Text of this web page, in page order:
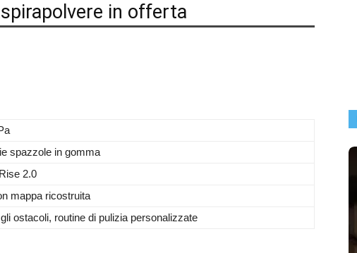
in offerta
spazzole in gomma
2.0
mappa ricostruita
ostacoli, routine di pulizia personalizzate